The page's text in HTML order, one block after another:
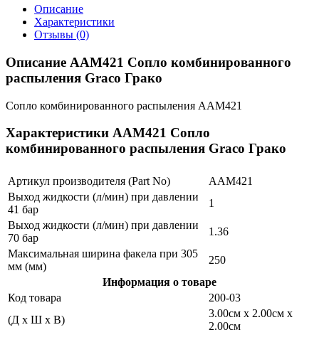
Описание
Характеристики
Отзывы (0)
Описание AAM421 Сопло комбинированного
распыления Graco Грако
Сопло комбинированного распыления AAM421
Характеристики AAM421 Сопло
комбинированного распыления Graco Грако
Артикул производителя (Part No)
AAM421
Выход жидкости (л/мин) при давлении
41 бар
1
Выход жидкости (л/мин) при давлении
70 бар
1.36
Максимальная ширина факела при 305
мм (мм)
250
Информация о товаре
Код товара
200-03
(Д x Ш x В)
3.00см x 2.00см x
2.00см